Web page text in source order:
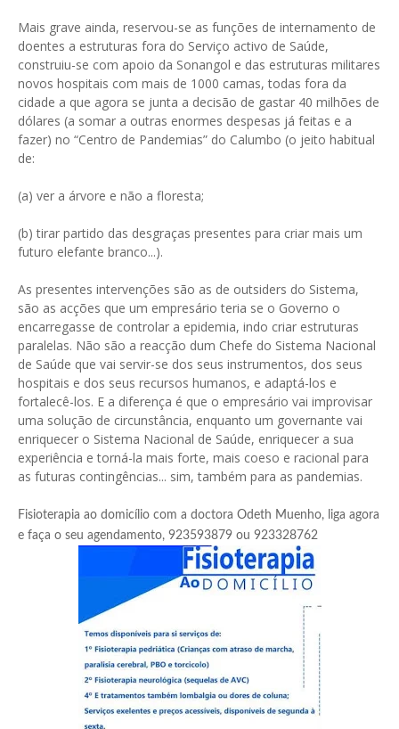
Mais grave ainda, reservou-se as funções de internamento de
doentes a estruturas fora do Serviço activo de Saúde,
construiu-se com apoio da Sonangol e das estruturas militares
novos hospitais com mais de 1000 camas, todas fora da
cidade a que agora se junta a decisão de gastar 40 milhões de
dólares (a somar a outras enormes despesas já feitas e a
fazer) no “Centro de Pandemias” do Calumbo (o jeito habitual
de:
(a) ver a árvore e não a floresta;
(b) tirar partido das desgraças presentes para criar mais um
futuro elefante branco...).
As presentes intervenções são as de outsiders do Sistema,
são as acções que um empresário teria se o Governo o
encarregasse de controlar a epidemia, indo criar estruturas
paralelas. Não são a reacção dum Chefe do Sistema Nacional
de Saúde que vai servir-se dos seus instrumentos, dos seus
hospitais e dos seus recursos humanos, e adaptá-los e
fortalecê-los. E a diferença é que o empresário vai improvisar
uma solução de circunstância, enquanto um governante vai
enriquecer o Sistema Nacional de Saúde, enriquecer a sua
experiência e torná-la mais forte, mais coeso e racional para
as futuras contingências... sim, também para as pandemias.
Fisioterapia ao domicílio com a doctora Odeth Muenho, liga agora
e faça o seu agendamento, 923593879 ou 923328762